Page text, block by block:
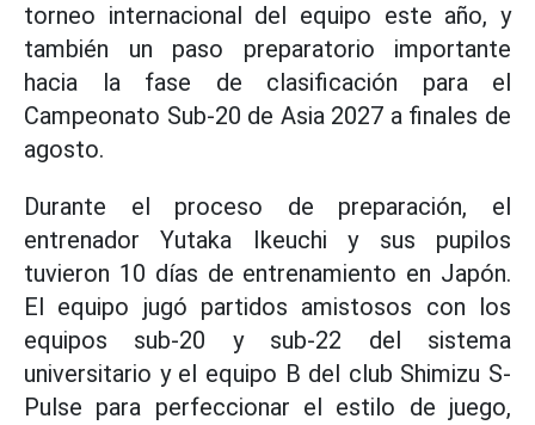
torneo internacional del equipo este año, y
también un paso preparatorio importante
hacia la fase de clasificación para el
Campeonato Sub-20 de Asia 2027 a finales de
agosto.
Durante el proceso de preparación, el
entrenador Yutaka Ikeuchi y sus pupilos
tuvieron 10 días de entrenamiento en Japón.
El equipo jugó partidos amistosos con los
equipos sub-20 y sub-22 del sistema
universitario y el equipo B del club Shimizu S-
Pulse para perfeccionar el estilo de juego,